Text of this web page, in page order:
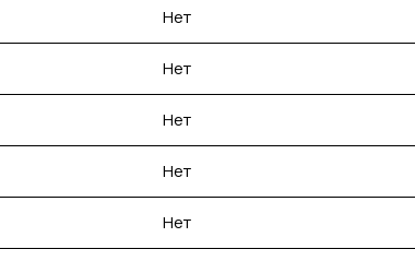
Нет
Нет
Нет
Нет
Нет